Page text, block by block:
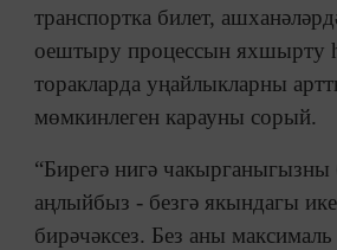
транспортка билет,
оештыру процессын яхшырту
торакларда уңайлыкларны
мөмкинлеген карауны сорый.
“Бирегә нигә
аңлыйбыз - безгә якындагы
бирәчәксез. Без аны